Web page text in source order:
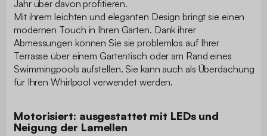
Jahr über davon profitieren.
Mit ihrem leichten und eleganten Design bringt sie einen
modernen Touch in Ihren Garten. Dank ihrer
Abmessungen können Sie sie problemlos auf Ihrer
Terrasse über einem Gartentisch oder am Rand eines
Swimmingpools aufstellen. Sie kann auch als Überdachung
für Ihren Whirlpool verwendet werden.
Motorisiert: ausgestattet mit LEDs und
Neigung der Lamellen